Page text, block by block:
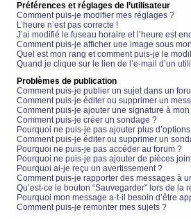
Préférences et réglages de l’utilisateur
Comment puis-je modifier mes réglages ?
L’heure n’est pas correcte !
J’ai modifié le fuseau horaire et l’heure est
Comment puis-je afficher une image sous
Quel est mon rang et comment puis-je le
Quand je clique sur le lien de l’e-mail d’un
Problèmes de publication
Comment puis-je publier un sujet dans un
Comment puis-je éditer ou supprimer un
Comment puis-je ajouter une signature à
Comment puis-je créer un sondage ?
Pourquoi ne puis-je pas ajouter plus
Comment puis-je éditer ou supprimer un
Pourquoi ne puis-je pas accéder au forum ?
Pourquoi ne puis-je pas ajouter de pièces
Pourquoi ai-je reçu un avertissement ?
Comment puis-je rapporter des messages à
Qu’est-ce le bouton “Sauvegarder” lors de la
Pourquoi mon message a-t-il besoin d’être
Comment puis-je remonter mes sujets ?